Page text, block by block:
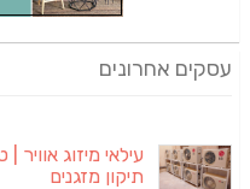
עסקים אחרונים
עילאי מיזוג אוויר
תיקון מזגנים